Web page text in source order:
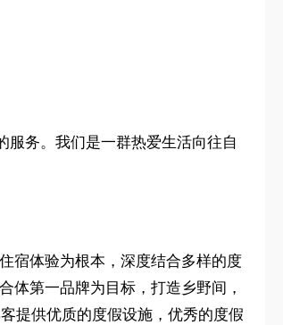
服务。我们是一群热爱生活向往自
宿体验为根本，深度结合多样的度
体第一品牌为目标，打造乡野间，
提供优质的度假设施，优秀的度假